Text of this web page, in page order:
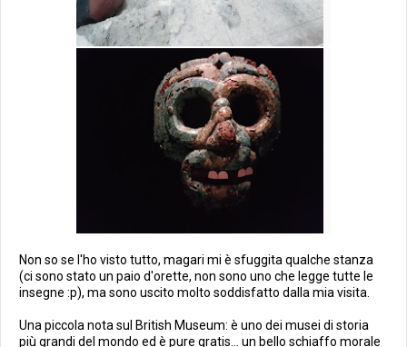
Non so se l'ho visto tutto, magari mi è sfuggita qualche stanza
(ci sono stato un paio d'orette, non sono uno che legge tutte le
insegne :p), ma sono uscito molto soddisfatto dalla mia visita.
Una piccola nota sul British Museum: è uno dei musei di storia
più grandi del mondo ed è pure gratis ... un bello schiaffo morale